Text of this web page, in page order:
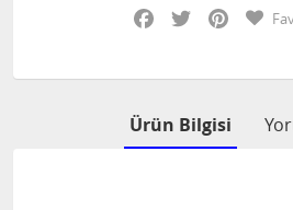
Facebook
Twitter Pinterest
Ürün Bilgisi